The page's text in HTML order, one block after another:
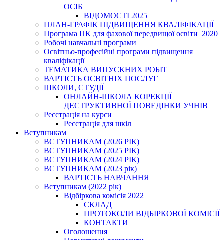
ОСІБ
ВІДОМОСТІ 2025
ПЛАН-ГРАФІК ПІДВИЩЕННЯ КВАЛІФІКАЦІЇ
Програма ПК для фахової передвищої освіти_2020
Робочі навчальні програми
Освітньо-професійні програми підвищення
кваліфікації
ТЕМАТИКА ВИПУСКНИХ РОБІТ
ВАРТІСТЬ ОСВІТНІХ ПОСЛУГ
ШКОЛИ, СТУДІЇ
ОНЛАЙН-ШКОЛА КОРЕКЦІЇ
ДЕСТРУКТИВНОЇ ПОВЕДІНКИ УЧНІВ
Реєстрація на курси
Реєстрація для шкіл
Вступникам
ВСТУПНИКАМ (2026 РІК)
ВСТУПНИКАМ (2025 РІК)
ВСТУПНИКАМ (2024 РІК)
ВСТУПНИКАМ (2023 рік)
ВАРТІСТЬ НАВЧАННЯ
Вступникам (2022 рік)
Відбіркова комісія 2022
СКЛАД
ПРОТОКОЛИ ВІДБІРКОВОЇ КОМІСІЇ
КОНТАКТИ
Оголошення